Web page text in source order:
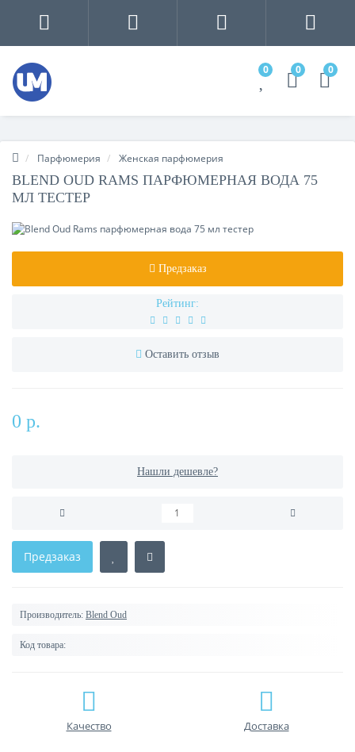
0 0 0
Парфюмерия Женская парфюмерия
BLEND OUD RAMS ПАРФЮМЕРНАЯ ВОДА 75
МЛ ТЕСТЕР
Предзаказ
Рейтинг:
Оставить отзыв
0 р.
Нашли дешевле?
Предзаказ
Производитель: Blend Oud
Код товара:
Качество Доставка